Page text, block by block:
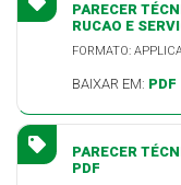
PARECER
RUCAO E
FORMATO:
BAIXAR EM: PDF
PARECER
PDF